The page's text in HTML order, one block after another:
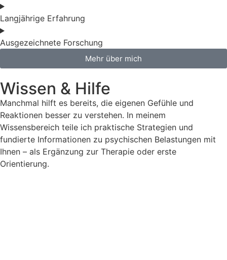
Langjährige Erfahrung
Ausgezeichnete Forschung
Mehr über mich
Wissen & Hilfe
Manchmal hilft es bereits, die eigenen Gefühle und
Reaktionen besser zu verstehen. In meinem
Wissensbereich teile ich praktische Strategien und
fundierte Informationen zu psychischen Belastungen mit
Ihnen – als Ergänzung zur Therapie oder erste
Orientierung.